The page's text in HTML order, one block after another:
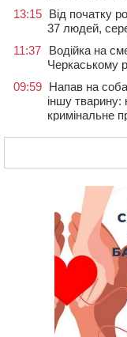
13:15 Від початку
37 людей,
11:37
Водійка на
Черкаському
09:59 Напав на
іншу тварину:
кримінальне
08:44 Безкоштовне
готують
Черкаські
першості
На Уманщині
судитимуть
У Єрках
стрільцем
Апеляційний
тис. грн